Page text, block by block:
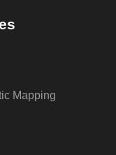
Mapping